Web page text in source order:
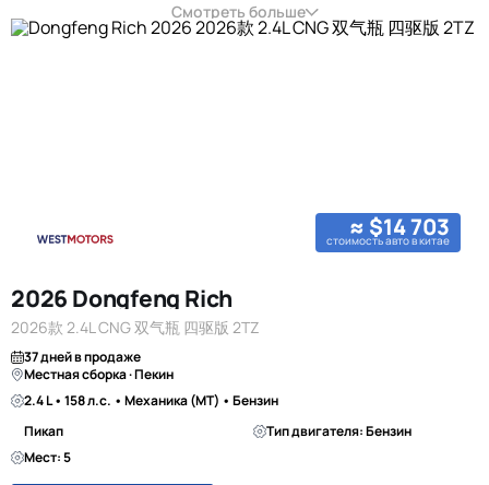
Смотреть больше
≈ $14 703
стоимость авто в китае
2026 Dongfeng Rich
2026款 2.4L CNG 双气瓶 四驱版 2TZ
37 дней в продаже
Местная сборка · Пекин
2.4 L • 158 л.с. • Механика (MT) • Бензин
Пикап
Тип двигателя: Бензин
Мест: 5